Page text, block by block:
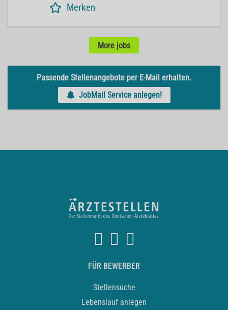
Merken
More jobs
Passende Stellenangebote per E-Mail erhalten.
JobMail Service anlegen!
FÜR BEWERBER
Stellensuche
Lebenslauf anlegen